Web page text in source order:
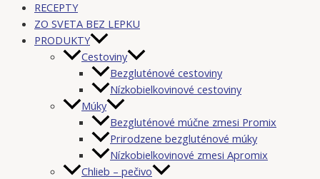
RECEPTY
ZO SVETA BEZ LEPKU
PRODUKTY
Cestoviny
Bezgluténové cestoviny
Nízkobielkovinové cestoviny
Múky
Bezgluténové múčne zmesi Promix
Prirodzene bezgluténové múky
Nízkobielkovinové zmesi Apromix
Chlieb – pečivo